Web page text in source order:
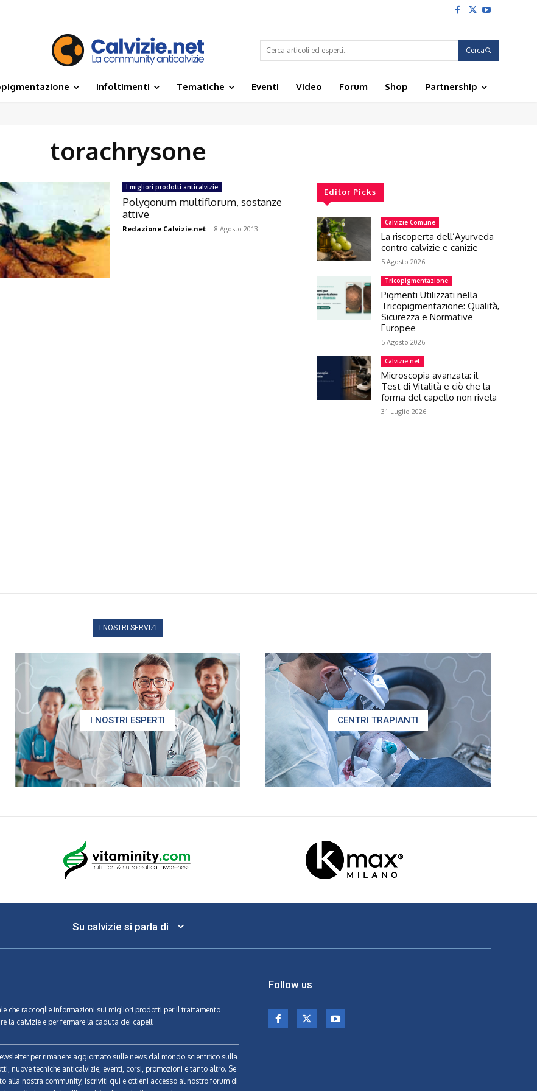
Cerca
Infoltimenti Tematiche Eventi Video Forum Shop Partnership
torachrysone
I migliori prodotti anticalvizie
Polygonum multiflorum, sostanze
attive
Redazione Calvizie.net - 8 Agosto 2013
Editor Picks
Calvizie Comune
La riscoperta dell’Ayurveda
contro calvizie e canizie
5 Agosto 2026
Tricopigmentazione
Pigmenti Utilizzati nella
Tricopigmentazione: Qualità,
Sicurezza e Normative
Europee
5 Agosto 2026
Calvizie.net
Microscopia avanzata: il
Test di Vitalità e ciò che la
forma del capello non rivela
31 Luglio 2026
I NOSTRI SERVIZI
I NOSTRI ESPERTI CENTRI TRAPIANTI
Su calvizie si parla di
che raccoglie informazioni sui migliori prodotti per il trattamento
la calvizie e per fermare la caduta dei capelli
per rimanere aggiornato sulle news dal mondo scientifico sulla
nuove tecniche anticalvizie, eventi, corsi, promozioni e tanto altro. Se
alla nostra community, iscriviti qui e ottieni accesso al nostro forum di
Follow us